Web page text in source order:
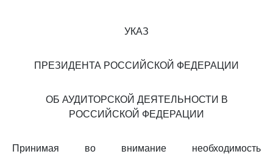
УКАЗ
ПРЕЗИДЕНТА РОССИЙСКОЙ ФЕДЕРАЦИИ
ОБ АУДИТОРСКОЙ ДЕЯТЕЛЬНОСТИ В
РОССИЙСКОЙ ФЕДЕРАЦИИ
Принимая во внимание необходимость